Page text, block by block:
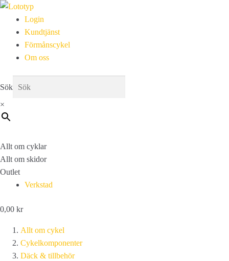
Login
Kundtjänst
Förmånscykel
Om oss
Sök
×
Allt om cyklar
Allt om skidor
Outlet
Verkstad
0,00 kr
Allt om cykel
Cykelkomponenter
Däck & tillbehör